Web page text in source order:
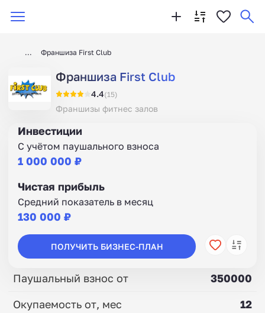
Франшиза First Club
Франшиза First Club
4.4(15)
Франшизы фитнес залов
Инвестиции
С учётом паушального взноса
1 000 000 ₽
Чистая прибыль
Средний показатель в месяц
130 000 ₽
ПОЛУЧИТЬ БИЗНЕС-ПЛАН
Паушальный взнос от
350000
Окупаемость от, мес
12